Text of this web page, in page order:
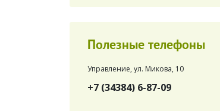
Полезные телефоны
Управление, ул. Микова, 10
+7 (34384) 6-87-09